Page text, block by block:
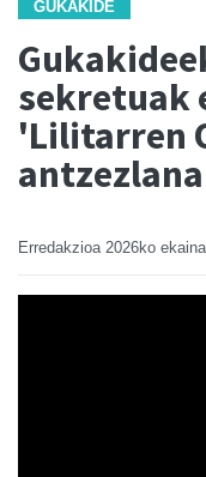
GUKAKIDE
sekretuak
'Lilitarren
Erredakzioa 2026ko